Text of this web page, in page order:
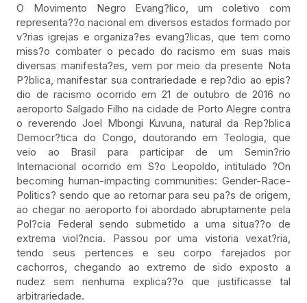
O Movimento Negro Evang?lico, um coletivo com
representa??o nacional em diversos estados formado por
v?rias igrejas e organiza?es evang?licas, que tem como
miss?o combater o pecado do racismo em suas mais
diversas manifesta?es, vem por meio da presente Nota
P?blica, manifestar sua contrariedade e rep?dio ao epis?
dio de racismo ocorrido em 21 de outubro de 2016 no
aeroporto Salgado Filho na cidade de Porto Alegre contra
o reverendo Joel Mbongi Kuvuna, natural da Rep?blica
Democr?tica do Congo, doutorando em Teologia, que
veio ao Brasil para participar de um Semin?rio
Internacional ocorrido em S?o Leopoldo, intitulado ?On
becoming human-impacting communities: Gender-Race-
Politics? sendo que ao retornar para seu pa?s de origem,
ao chegar no aeroporto foi abordado abruptamente pela
Pol?cia Federal sendo submetido a uma situa??o de
extrema viol?ncia. Passou por uma vistoria vexat?ria,
tendo seus pertences e seu corpo farejados por
cachorros, chegando ao extremo de sido exposto a
nudez sem nenhuma explica??o que justificasse tal
arbitrariedade.